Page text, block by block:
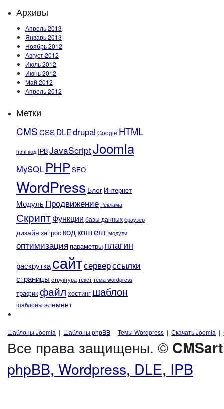
Архивы
Апрель 2013
Январь 2013
Ноябрь 2012
Август 2012
Июль 2012
Июнь 2012
Май 2012
Апрель 2012
Метки
CMSCSSDLEdrupal Google HTML
html код IPBJavaScriptJoomla
MySQL PHPSEO
WordPress Блог Интернет
МодульПродвижение Реклама
СкриптФункции базы данных браузер
дизайн запрос кодконтент модули
оптимизация параметры плагин
раскруткасайтсерверссылки
страницы структура текст тема wordpress
трафикфайл хостинг шаблон
шаблоны элемент
Шаблоны Joomla | Шаблоны phpBB | Темы Wordpress | Скачать Joomla |
Все права защищены. © CMSart
phpBB, Wordpress, DLE, IPB